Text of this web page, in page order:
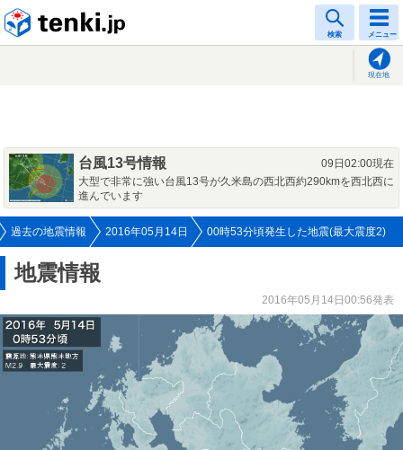
検索 メニュー
現在地
台風13号情報
09日02:00現在
大型で非常に強い台風13号が久米島の西北西約290kmを西北西に
進んでいます
過去の地震情報 2016年05月14日 00時53分頃発生した地震(最大震度2)
地震情報
2016年05月14日00:56発表